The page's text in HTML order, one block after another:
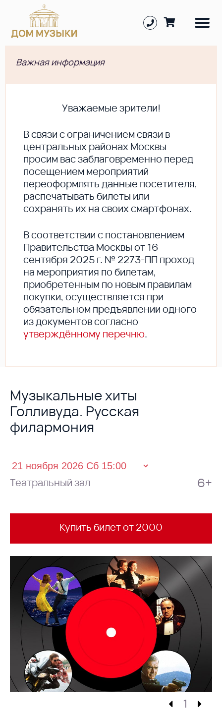
Важная информация
Уважаемые зрители!
В cвязи с ограничением связи в
центральных районах Москвы
просим вас заблаговременно перед
посещением мероприятий
переоформлять данные посетителя,
распечатывать билеты или
сохранять их на своих смартфонах.
В соответствии с постановлением
Правительства Москвы от 16
сентября 2025 г. № 2273-ПП проход
на мероприятия по билетам,
приобретенным по новым правилам
покупки, осуществляется при
обязательном предъявлении одного
из документов согласно
утверждённому перечню.
Музыкальные хиты
Голливуда. Русская
филармония
Театральный зал 6+
Купить билет от 2000
1